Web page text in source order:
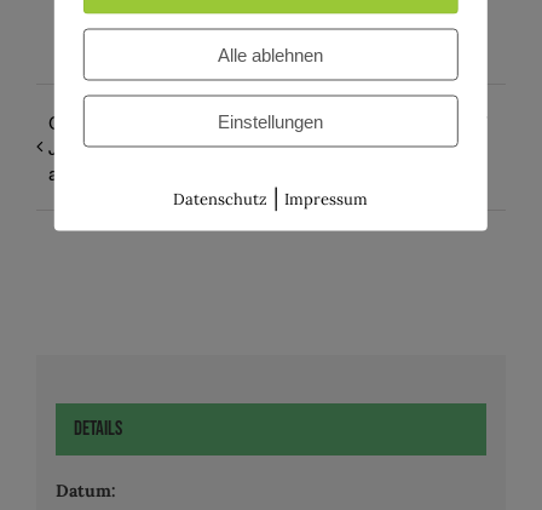
CountryRock Night –
Jahresabschluss mit Siiri
am 19.12.2026
It´s All Pink – Tour 2027
Details
Datum:
Alle ablehnen
Einstellungen
Datenschutz |Impressum